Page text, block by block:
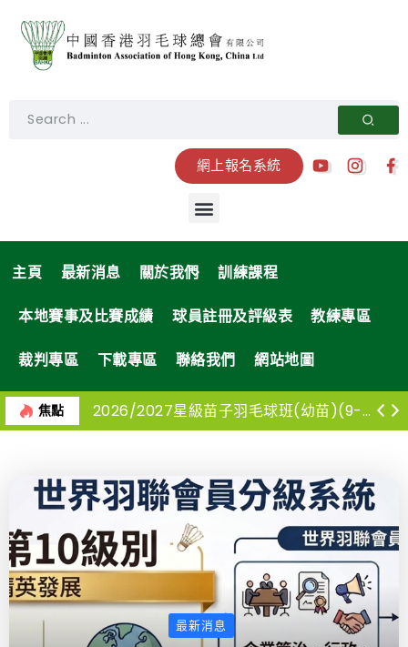
網上報名系統
主頁 最新消息 關於我們 訓練課程
本地賽事及比賽成績 球員註冊及評級表 教練專區
裁判專區 下載專區 聯絡我們 網站地圖
焦點 2026/2027星級苗子羽毛球班(幼苗)(9-12月)
最新消息